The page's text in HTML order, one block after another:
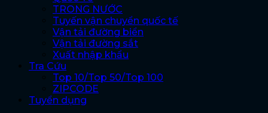
TRONG NƯỚC
Tuyến vận chuyển quốc tế
Vận tải đường biển
Vận tải đường sắt
Xuất nhập khẩu
Tra Cứu
Top 10/Top 50/Top 100
ZIPCODE
Tuyển dụng